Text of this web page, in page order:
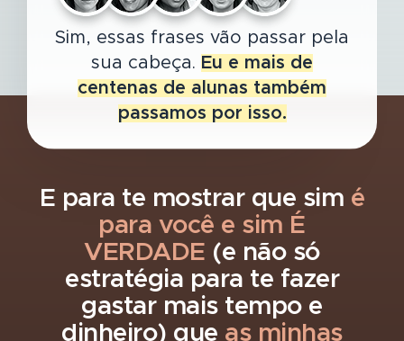
Sim, essas frases vão passar pela
sua cabeça. Eu e mais de
centenas de alunas também
passamos por isso.
E para te mostrar que sim é
para você e sim É
VERDADE (e não só
estratégia para te fazer
gastar mais tempo e
dinheiro) que as minhas